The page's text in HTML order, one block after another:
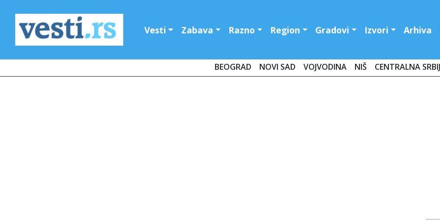
Vesti Zabava Razno Region Gradovi Izvori Arhiva
BEOGRAD NOVI SAD VOJVODINA NIŠ CENTRALNA